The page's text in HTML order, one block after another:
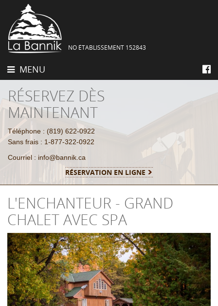
NO ÉTABLISSEMENT 152843
MENU
RÉSERVEZ DÈS
MAINTENANT
Téléphone : (819) 622-0922
Sans frais : 1-877-322-0922
Courriel : info@bannik.ca
RÉSERVATION EN LIGNE
L'ENCHANTEUR - GRAND
CHALET AVEC SPA